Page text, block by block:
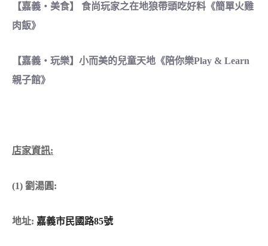
【嘉義‧美食】 食尚玩家之在地狼帶頭吃好料《簡單火雞
肉飯》
【嘉義‧玩樂】小而美的兒童天地《陪你樂Play & Learn
親子館》
店家資訊:
(1) 劉湯圓:
地址: 嘉義市民國路85號